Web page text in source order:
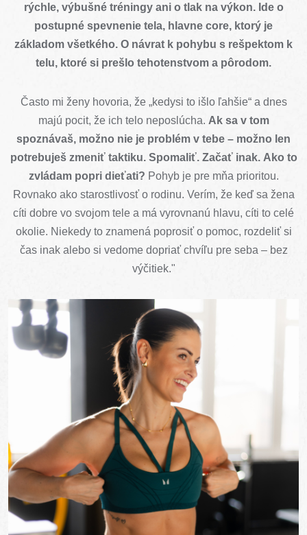
rýchle, výbušné tréningy ani o tlak na výkon. Ide o
postupné spevnenie tela, hlavne core, ktorý je
základom všetkého. O návrat k pohybu s rešpektom k
telu, ktoré si prešlo tehotenstvom a pôrodom.
Často mi ženy hovoria, že „kedysi to išlo ľahšie“ a dnes
majú pocit, že ich telo neposlúcha. Ak sa v tom
spoznávaš, možno nie je problém v tebe – možno len
potrebuješ zmeniť taktiku. Spomaliť. Začať inak. Ako to
zvládam popri dieťati? Pohyb je pre mňa prioritou.
Rovnako ako starostlivosť o rodinu. Verím, že keď sa žena
cíti dobre vo svojom tele a má vyrovnanú hlavu, cíti to celé
okolie. Niekedy to znamená poprosiť o pomoc, rozdeliť si
čas inak alebo si vedome dopriať chvíľu pre seba – bez
výčitiek."